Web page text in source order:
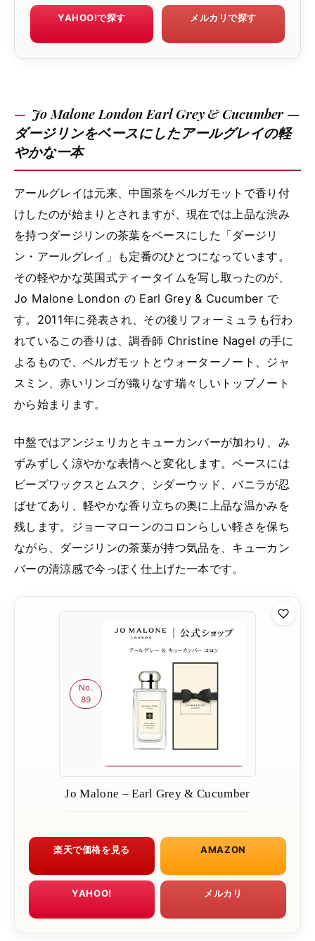
YAHOO!で探す メルカリで探す
Jo Malone London Earl Grey & Cucumber —
ダージリンをベースにしたアールグレイの軽
やかな一本
アールグレイは元来、中国茶をベルガモットで香り付
けしたのが始まりとされますが、現在では上品な渋み
を持つダージリンの茶葉をベースにした「ダージリ
ン・アールグレイ」も定番のひとつになっています。
その軽やかな英国式ティータイムを写し取ったのが、
Jo Malone London の Earl Grey & Cucumber で
す。2011年に発表され、その後リフォーミュラも行わ
れているこの香りは、調香師 Christine Nagel の手に
よるもので、ベルガモットとウォーターノート、ジャ
スミン、赤いリンゴが織りなす瑞々しいトップノート
から始まります。
中盤ではアンジェリカとキューカンバーが加わり、み
ずみずしく涼やかな表情へと変化します。ベースには
ビーズワックスとムスク、シダーウッド、バニラが忍
ばせてあり、軽やかな香り立ちの奥に上品な温かみを
残します。ジョーマローンのコロンらしい軽さを保ち
ながら、ダージリンの茶葉が持つ気品を、キューカン
バーの清涼感で今っぽく仕上げた一本です。
No.
89
Jo Malone – Earl Grey & Cucumber
楽天で価格を見る AMAZON
YAHOO! メルカリ